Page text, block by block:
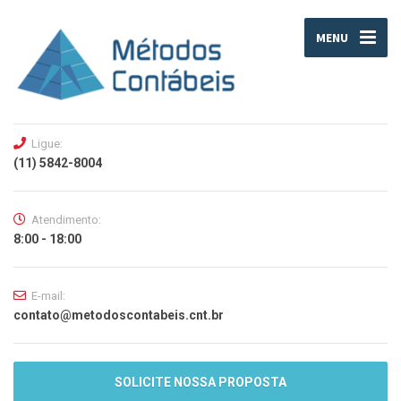
MENU
Ligue:
(11) 5842-8004
Atendimento:
8:00 - 18:00
E-mail:
contato@metodoscontabeis.cnt.br
SOLICITE NOSSA PROPOSTA